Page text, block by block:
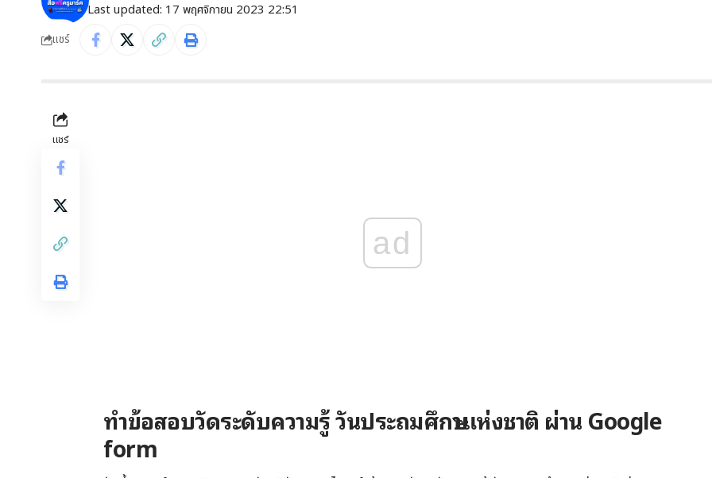
Last updated: 17 พฤศจิกายน 2023 22:51
แชร์
แชร์
ad
ทำข้อสอบวัดระดับความรู้ วันประถมศึกษาแห่งชาติ ผ่าน Google
form